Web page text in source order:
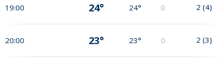
19:00 24° 24° 0 2 (4)
20:00 23° 23° 0 2 (3)